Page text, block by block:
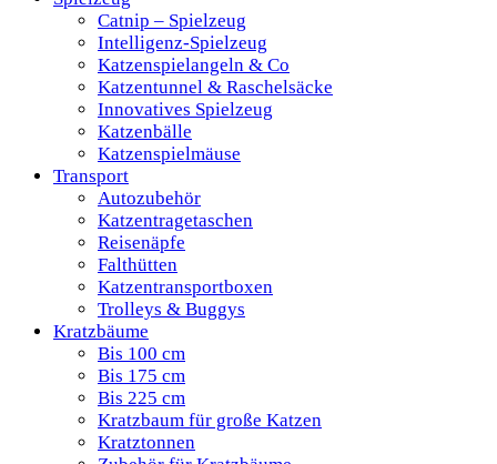
Catnip – Spielzeug
Intelligenz-Spielzeug
Katzenspielangeln & Co
Katzentunnel & Raschelsäcke
Innovatives Spielzeug
Katzenbälle
Katzenspielmäuse
Transport
Autozubehör
Katzentragetaschen
Reisenäpfe
Falthütten
Katzentransportboxen
Trolleys & Buggys
Kratzbäume
Bis 100 cm
Bis 175 cm
Bis 225 cm
Kratzbaum für große Katzen
Kratztonnen